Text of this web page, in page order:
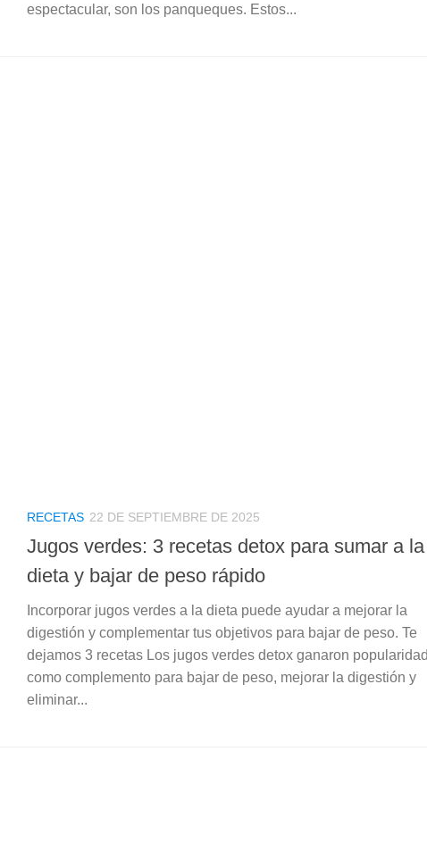
espectacular, son los panqueques. Estos...
RECETAS 22 DE SEPTIEMBRE DE 2025
Jugos verdes: 3 recetas detox para sumar a la
dieta y bajar de peso rápido
Incorporar jugos verdes a la dieta puede ayudar a mejorar la
digestión y complementar tus objetivos para bajar de peso. Te
dejamos 3 recetas Los jugos verdes detox ganaron popularidad
como complemento para bajar de peso, mejorar la digestión y
eliminar...